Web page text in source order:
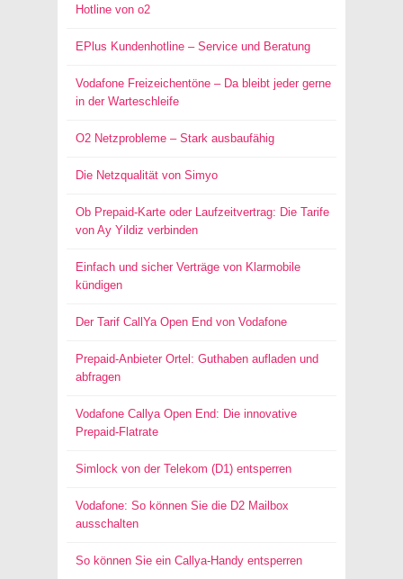
Hotline von o2
EPlus Kundenhotline – Service und Beratung
Vodafone Freizeichentöne – Da bleibt jeder gerne
in der Warteschleife
O2 Netzprobleme – Stark ausbaufähig
Die Netzqualität von Simyo
Ob Prepaid-Karte oder Laufzeitvertrag: Die Tarife
von Ay Yildiz verbinden
Einfach und sicher Verträge von Klarmobile
kündigen
Der Tarif CallYa Open End von Vodafone
Prepaid-Anbieter Ortel: Guthaben aufladen und
abfragen
Vodafone Callya Open End: Die innovative
Prepaid-Flatrate
Simlock von der Telekom (D1) entsperren
Vodafone: So können Sie die D2 Mailbox
ausschalten
So können Sie ein Callya-Handy entsperren